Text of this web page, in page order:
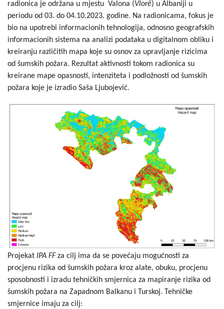
radionica je održana u mjestu Valona (Vlorë) u Albaniji u
periodu od 03. do 04.10.2023. godine. Na radionicama, fokus je
bio na upotrebi informacionih tehnologija, odnosno geografskih
informacionih sistema na analizi podataka u digitalnom obliku i
kreiranju različitih mapa koje su osnov za upravljanje rizicima
od šumskih požara. Rezultat aktivnosti tokom radionica su
kreirane mape opasnosti, intenziteta i podložnosti od šumskih
požara koje je izradio Saša Ljubojević.
Projekat IPA FF za cilj ima da se povećaju mogućnosti za
procjenu rizika od šumskih požara kroz alate, obuku, procjenu
sposobnosti i izradu tehničkih smjernica za mapiranje rizika od
šumskih požara na Zapadnom Balkanu i Turskoj. Tehničke
smjernice imaju za cilj: